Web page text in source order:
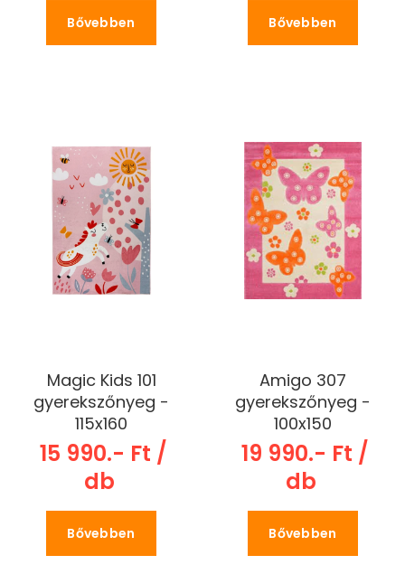
Bővebben Bővebben
Magic Kids 101
gyerekszőnyeg -
115x160
15 990.- Ft /
db
Bővebben
Amigo 307
gyerekszőnyeg -
100x150
19 990.- Ft /
db
Bővebben